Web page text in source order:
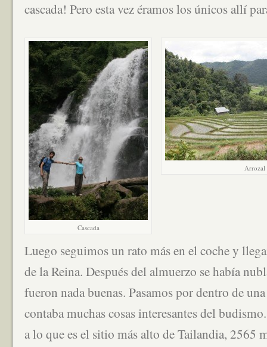
cascada! Pero esta vez éramos los únicos allí
Cascada
Arrozal
Luego seguimos un rato más en el coche y
de la Reina. Después del almuerzo se había
fueron nada buenas. Pasamos por dentro de
contaba muchas cosas interesantes del
a lo que es el sitio más alto de Tailandia, 2565